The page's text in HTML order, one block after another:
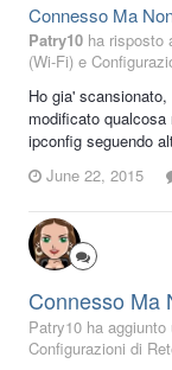
Connesso Ma
Patry10 ha risposto
(Wi-Fi) e
Ho gia'
modificato
ipconfig seguendo
June 22, 2015
Connesso Ma
Patry10 ha
Configurazioni di